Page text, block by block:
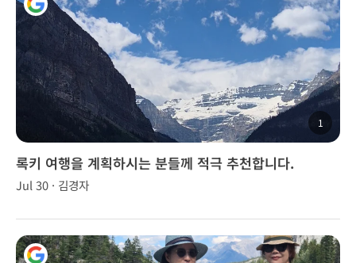
1
록키 여행을 계획하시는 분들께 적극 추천합니다.
Jul 30 · 김경자